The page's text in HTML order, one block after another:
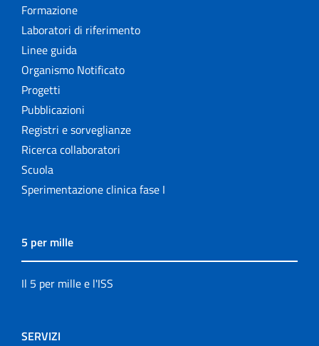
Rapporti ISTISAN
Relazioni attività ISS
Servizi offerti
Settore Attività Editoriali
Strumenti di riferimento
The NECOBELAC project
Formazione
Laboratori di riferimento
Linee guida
Organismo Notificato
Progetti
Pubblicazioni
Registri e sorveglianze
Ricerca collaboratori
Scuola
Sperimentazione clinica fase I
5 per mille
Il 5 per mille e l'ISS
SERVIZI